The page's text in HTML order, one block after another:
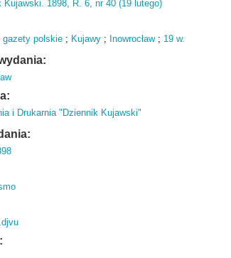
Kujawski. 1898, R. 6, nr 40 (19 lutego)
gazety polskie ; Kujawy ; Inowrocław; 19 w.
i Drukarnia "Dziennik Kujawski"